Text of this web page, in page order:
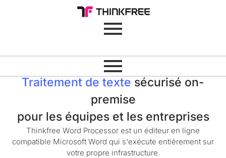
Traitement de texte sécurisé on-
premise
pour les équipes et les entreprises
Thinkfree Word Processor est un éditeur en ligne
compatible Microsoft Word qui s'exécute entièrement sur
votre propre infrastructure.